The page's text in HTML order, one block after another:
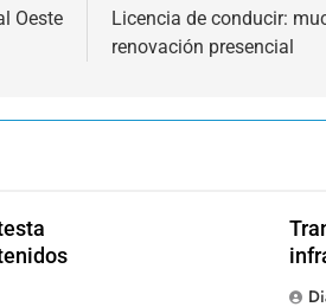
Oeste
Licencia de conducir:
renovación presencial